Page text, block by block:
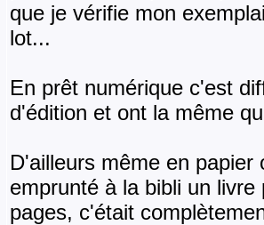
que je vérifie mon
lot...
En prêt numérique c'est
d'édition et ont la même
D'ailleurs même en
emprunté à la bibli un
pages, c'était